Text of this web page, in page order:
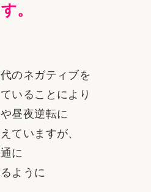
。
のネガティブを
いることにより
昼夜逆転に
ていますが、
に
ように